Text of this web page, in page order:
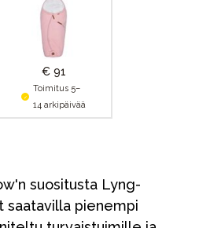
€ 91
Toimitus 5–
14 arkipäivää
suositusta Lyng-
saatavilla pienempi